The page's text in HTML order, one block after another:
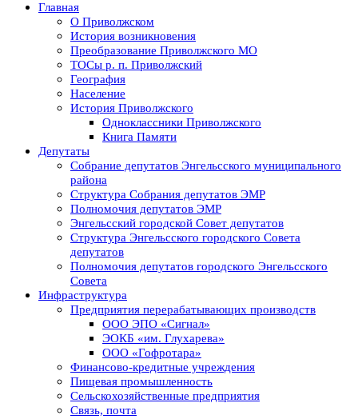
Главная
О Приволжском
История возникновения
Преобразование Приволжского МО
ТОСы р. п. Приволжский
География
Население
История Приволжского
Одноклассники Приволжского
Книга Памяти
Депутаты
Собрание депутатов Энгельсского муниципального
района
Структура Собрания депутатов ЭМР
Полномочия депутатов ЭМР
Энгельсский городской Совет депутатов
Структура Энгельсского городского Совета
депутатов
Полномочия депутатов городского Энгельсского
Совета
Инфраструктура
Предприятия перерабатывающих производств
ООО ЭПО «Сигнал»
ЭОКБ «им. Глухарева»
ООО «Гофротара»
Финансово-кредитные учреждения
Пищевая промышленность
Сельскохозяйственные предприятия
Связь, почта